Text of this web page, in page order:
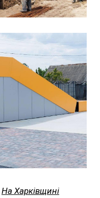
На Харківщині